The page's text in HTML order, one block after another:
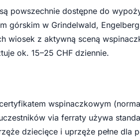
powszechnie dostępne do
górskim w Grindelwald,
wiosek z aktywną sceną
ok. 15–25 CHF dziennie.
wspinaczkowym
via ferraty używa
dziecięce i uprzęże pełne dla